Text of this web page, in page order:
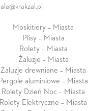
Moskitiery – Miasta
Plisy – Miasta
Rolety – Miasta
Żaluzje – Miasta
Żaluzje drewniane – Miasta
Pergole aluminiowe – Miasta
Rolety Dzień Noc – Miasta
Rolety Elektryczne – Miasta